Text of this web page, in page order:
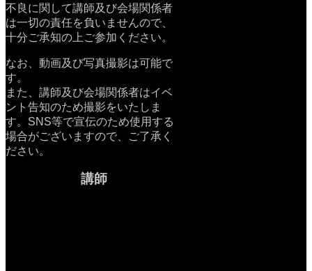
不良に関して講師及び会場関係者
は一切の責任を負いませんので、
十分ご承知の上ご参加ください。
なお、動画及び写真撮影は可能で
す。
また、講師及び会場関係者はイベ
ント告知のため撮影をいたしま
す。SNS等で宣伝のため使用する
場合がございますので、ご了承く
ださい。
講師